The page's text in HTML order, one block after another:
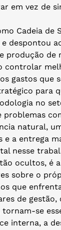
em vez de
Cadeia
despontou
produção de
controlar
gastos que
para
no
natural,
e a entrega
nesse
ocultos, é
sobre o
que
de
se
interna, a